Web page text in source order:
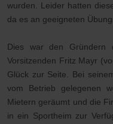
wurden. Leider hatten
da es an geeigneten
Dies war den Gründern
Vorsitzenden Fritz Mayr
Glück zur Seite. Bei
vom Betrieb gelegenen
Mietern geräumt und die
in ein Sportheim zur